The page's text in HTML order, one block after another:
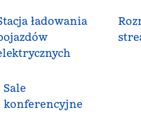
ładowania
Sale
konferencyjne